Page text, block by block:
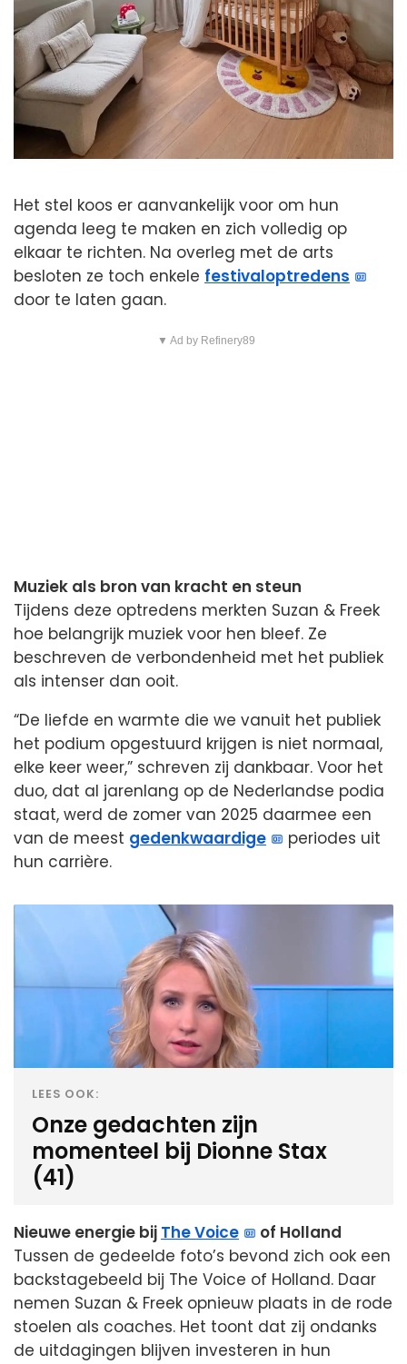
Het stel koos er aanvankelijk voor om hun
agenda leeg te maken en zich volledig op
elkaar te richten. Na overleg met de arts
besloten ze toch enkele festivaloptredens
door te laten gaan.
▼ Ad by Refinery89
Muziek als bron van kracht en steun
Tijdens deze optredens merkten Suzan & Freek
hoe belangrijk muziek voor hen bleef. Ze
beschreven de verbondenheid met het publiek
als intenser dan ooit.
“De liefde en warmte die we vanuit het publiek
het podium opgestuurd krijgen is niet normaal,
elke keer weer,” schreven zij dankbaar. Voor het
duo, dat al jarenlang op de Nederlandse podia
staat, werd de zomer van 2025 daarmee een
van de meest gedenkwaardige
periodes uit
hun carrière.
LEES OOK:
Onze gedachten zijn
momenteel bij Dionne Stax
(41)
Nieuwe energie bij The Voice
of Holland
Tussen de gedeelde foto’s bevond zich ook een
backstagebeeld bij The Voice of Holland. Daar
nemen Suzan & Freek opnieuw plaats in de rode
stoelen als coaches. Het toont dat zij ondanks
de uitdagingen blijven investeren in hun